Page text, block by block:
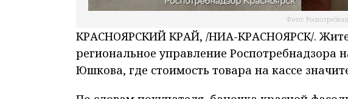
Фото:
КРАСНОЯРСКИЙ КРАЙ, /НИА-КРАСНОЯРСК/.
региональное управление Роспотребнадзора
Юшкова, где стоимость товара на кассе